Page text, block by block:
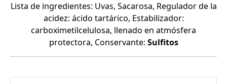
Lista de ingredientes: Uvas, Sacarosa, Regulador de la
acidez: ácido tartárico, Estabilizador:
carboximetilcelulosa, llenado en atmósfera
protectora, Conservante: Sulfitos